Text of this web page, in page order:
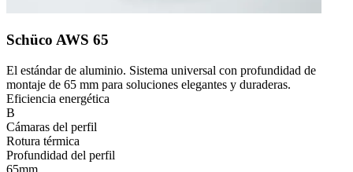
Schüco AWS 65
El estándar de aluminio. Sistema universal con profundidad de
montaje de 65 mm para soluciones elegantes y duraderas.
Eficiencia energética
B
Cámaras del perfil
Rotura térmica
Profundidad del perfil
65mm